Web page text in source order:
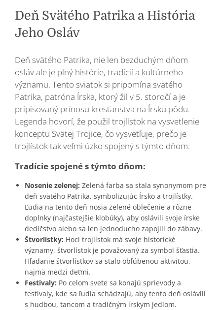
Deň Svätého Patrika a História
Jeho Osláv
Deň svätého Patrika, nie len bezduchým dňom
osláv ale je plný histórie, tradícií a kultúrneho
významu. Tento sviatok si pripomína svätého
Patrika, patróna Írska, ktorý žil v 5. storočí a je
pripisovaný prínosu kresťanstva na Írsku pôdu.
Legenda hovorí, že použil trojlístok na vysvetlenie
konceptu Svätej Trojice, čo vysvetľuje, prečo je
trojlístok tak veľmi úzko spojený s týmto dňom.
Tradície spojené s týmto dňom:
Nosenie zelenej: Zelená farba sa stala synonymom pre
deň svätého Patrika, symbolizujúc Írsko a trojlístky.
Ľudia na tento deň nosia zelené oblečenie a rôzne
doplnky (najčastejšie klobúky), aby oslávili svoje írske
dedičstvo alebo sa len jednoducho zapojili do zábavy.
Štvorlístky: Hoci trojlístok má svoje historické
významy, štvorlístok je považovaný za symbol šťastia.
Hľadanie štvorlístkov sa stalo obľúbenou aktivitou,
najmä medzi deťmi.
Festivaly: Po celom svete sa konajú sprievody a
festivaly, kde sa ľudia schádzajú, aby tento deň oslávili
s hudbou, tancom a tradičným írskym jedlom.